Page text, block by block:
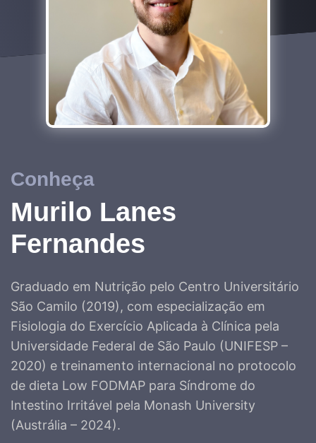
Conheça
Murilo Lanes
Fernandes
Graduado em Nutrição pelo Centro Universitário
São Camilo (2019), com especialização em
Fisiologia do Exercício Aplicada à Clínica pela
Universidade Federal de São Paulo (UNIFESP –
2020) e treinamento internacional no protocolo
de dieta Low FODMAP para Síndrome do
Intestino Irritável pela Monash University
(Austrália – 2024).